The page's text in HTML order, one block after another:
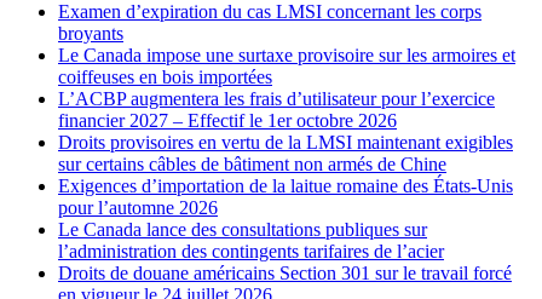
Examen d’expiration du cas LMSI concernant les corps
broyants
Le Canada impose une surtaxe provisoire sur les armoires et
coiffeuses en bois importées
L’ACBP augmentera les frais d’utilisateur pour l’exercice
financier 2027 – Effectif le 1er octobre 2026
Droits provisoires en vertu de la LMSI maintenant exigibles
sur certains câbles de bâtiment non armés de Chine
Exigences d’importation de la laitue romaine des États-Unis
pour l’automne 2026
Le Canada lance des consultations publiques sur
l’administration des contingents tarifaires de l’acier
Droits de douane américains Section 301 sur le travail forcé